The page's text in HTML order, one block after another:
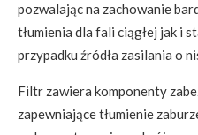
pozwalając na zachowanie
tłumienia dla fali ciągłej jak i
przypadku źródła zasilania o
Filtr zawiera komponenty
zapewniające tłumienie